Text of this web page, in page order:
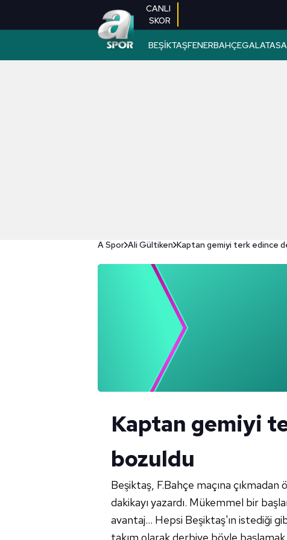
CANLI
SKOR
BEŞİKTAŞFENERBAHÇE
A Spor Ali Gültiken Kaptan gemiyi terk edince
Kaptan gemiyi
bozuldu
Beşiktaş, F.Bahçe maçına
dakikayı yazardı. Mükemmel bir
avantaj… Hepsi Beşiktaş'ın istediği